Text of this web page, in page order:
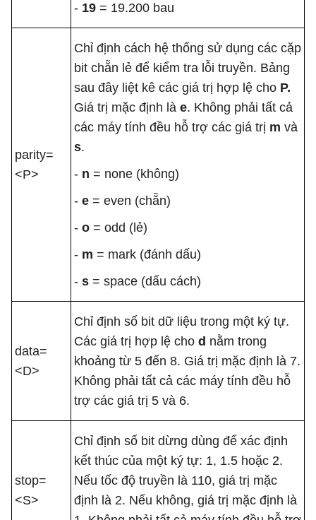
- 19 = 19.200 bau
parity=
<P>
Chỉ định cách hệ thống sử dụng các cặp
bit chẵn lẻ để kiểm tra lỗi truyền. Bảng
sau đây liệt kê các giá trị hợp lệ cho P.
Giá trị mặc định là e. Không phải tất cả
các máy tính đều hỗ trợ các giá trị m và
s.
- n = none (không)
- e = even (chẵn)
- o = odd (lẻ)
- m = mark (đánh dấu)
- s = space (dấu cách)
data=
<D>
Chỉ định số bit dữ liệu trong một ký tự.
Các giá trị hợp lệ cho d nằm trong
khoảng từ 5 đến 8. Giá trị mặc định là 7.
Không phải tất cả các máy tính đều hỗ
trợ các giá trị 5 và 6.
stop=
<S>
Chỉ định số bit dừng dùng để xác định
kết thúc của một ký tự: 1, 1.5 hoặc 2.
Nếu tốc độ truyền là 110, giá trị mặc
định là 2. Nếu không, giá trị mặc định là